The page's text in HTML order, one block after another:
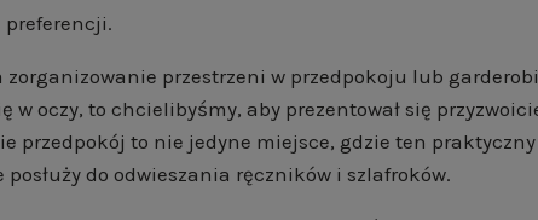
preferencji.
przestrzeni w przedpokoju lub
oczy, to chcielibyśmy, aby prezentował się
przedpokój to nie jedyne miejsce, gdzie ten
do odwieszania ręczników i szlafroków.